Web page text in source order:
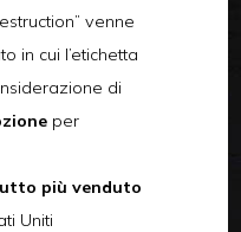
venne
in cui l’etichetta
di
per
più venduto
Uniti